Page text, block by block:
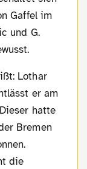
Gaffel im
und G.
er am
hatte
Bremen
die